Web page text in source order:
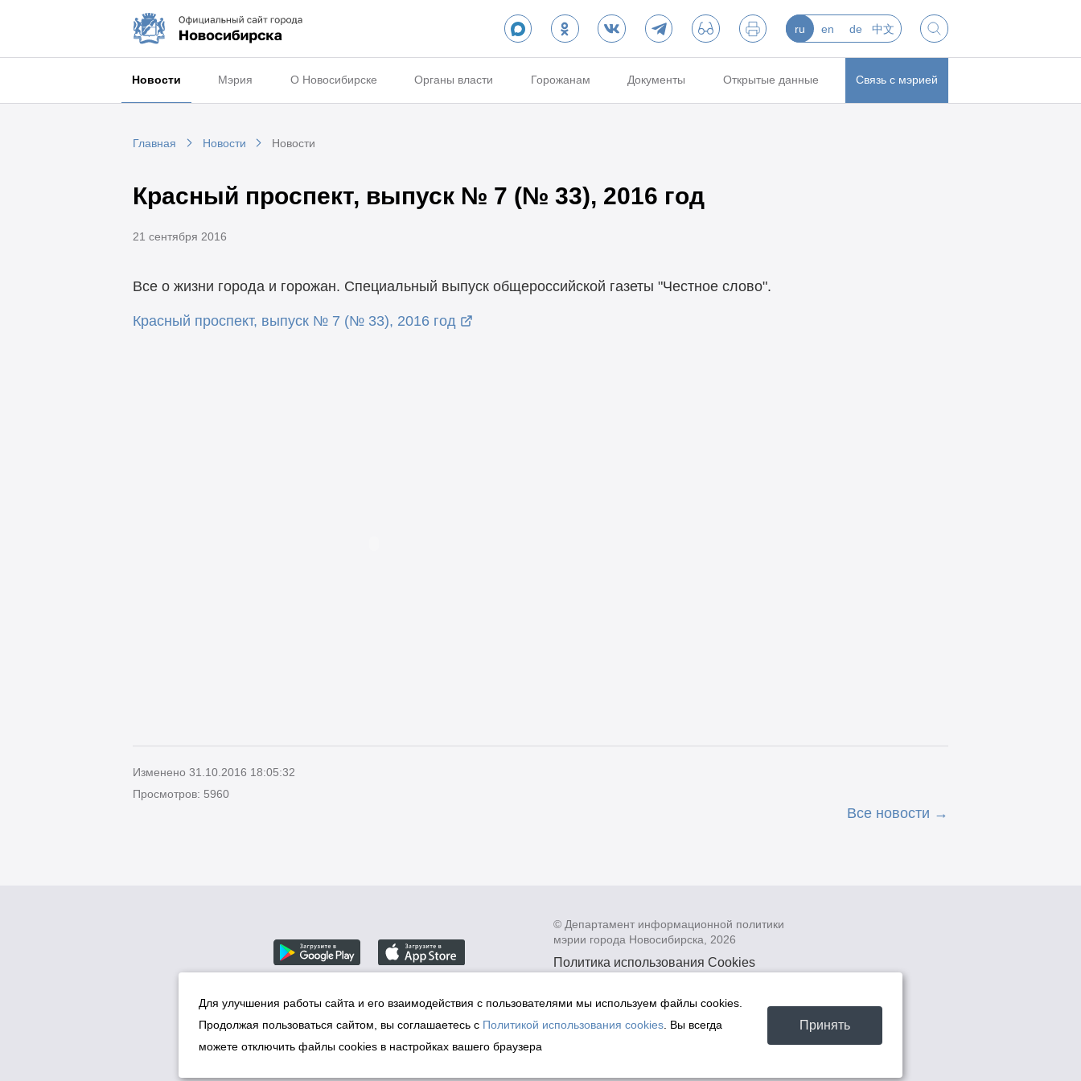
ru en de 中文
Новости Мэрия О Новосибирске Органы власти Горожанам Документы Открытые данные Связь с мэрией
Главная Новости Новости
Красный проспект, выпуск № 7 (№ 33), 2016 год
21 сентября 2016
Все о жизни города и горожан. Специальный выпуск общероссийской газеты "Честное слово".
Красный проспект, выпуск № 7 (№ 33), 2016 год
Изменено 31.10.2016 18:05:32
Просмотров: 5960
Все новости
© Департамент информационной политики
мэрии города Новосибирска, 2026
Политика использования Cookies
данных в информационных системах
мэрии города Новосибирска
Для улучшения работы сайта и его взаимодействия с пользователями мы используем файлы cookies.
Продолжая пользоваться сайтом, вы соглашаетесь с Политикой использования cookies . Вы всегда
можете отключить файлы cookies в настройках вашего браузера
Принять